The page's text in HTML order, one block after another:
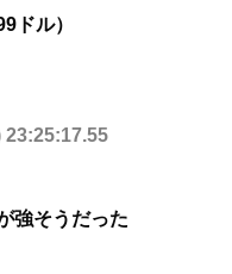
ドル）
23:25:17.55
強そうだった